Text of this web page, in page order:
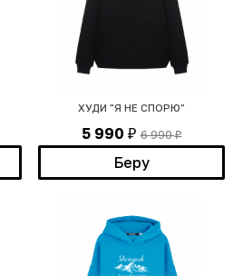
ХУДИ "Я НЕ СПОРЮ"
5 990 ₽ 6 990₽
Беру